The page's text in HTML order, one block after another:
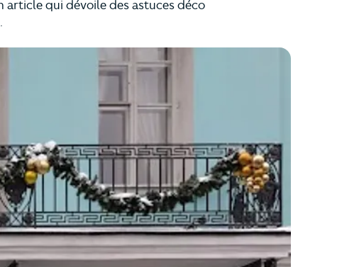
article qui dévoile des astuces déco